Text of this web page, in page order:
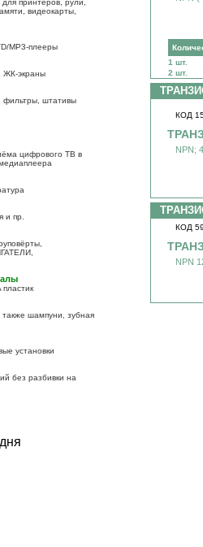
принтеров, рули,
видеокарты,
MP3-плееры
ЖК-экраны
фильтры, штативы
цифрового ТВ в
и пр.
шампуни, зубная
установки
без разбивки на
1 шт.
2 шт.
КОД
NPN;
КОД
NPN